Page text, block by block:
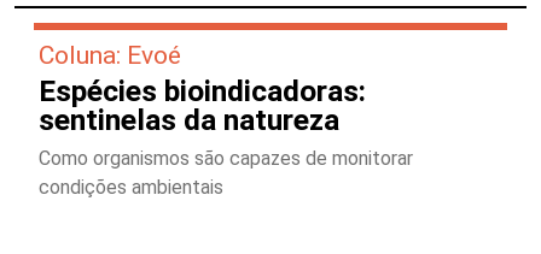
Coluna: Evoé
Espécies bioindicadoras:
sentinelas da natureza
Como organismos são capazes de monitorar
condições ambientais